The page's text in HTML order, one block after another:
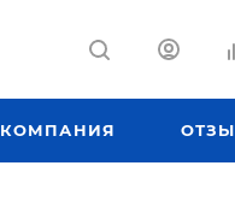
КОМПАНИЯ